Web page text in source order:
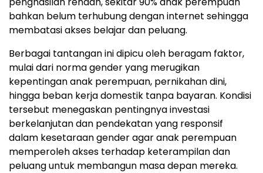
bahkan belum terhubung dengan internet sehingga
membatasi akses belajar dan peluang.
Berbagai tantangan ini dipicu oleh beragam faktor,
mulai dari norma gender yang merugikan
kepentingan anak perempuan, pernikahan dini,
hingga beban kerja domestik tanpa bayaran. Kondisi
tersebut menegaskan pentingnya investasi
berkelanjutan dan pendekatan yang responsif
dalam kesetaraan gender agar anak perempuan
memperoleh akses terhadap keterampilan dan
peluang untuk membangun masa depan mereka.